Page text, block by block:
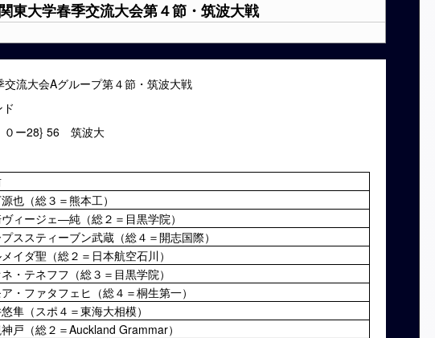
東大学春季交流大会第４節・筑波大戦
流大会Aグループ第４節・筑波大戦
０ー28} 56 筑波大
也（総３＝熊本工）
ィージェ―純（総２＝目黒学院）
ススティーブン武蔵（総４＝開志国際）
イダ聖（総２＝日本航空石川）
・テネフフ（総３＝目黒学院）
・ファタフェヒ（総４＝桐生第一）
隼（スポ４＝東海大相模）
戸（総２＝Auckland Grammar）